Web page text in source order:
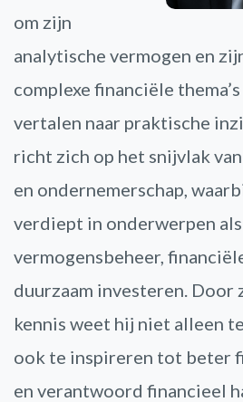
om zijn
analytische vermogen en
complexe financiële
vertalen naar praktische
richt zich op het snijvlak
en ondernemerschap,
verdiept in onderwerpen als
vermogensbeheer,
duurzaam investeren. Door
kennis weet hij niet alleen
ook te inspireren tot beter
en verantwoord financieel